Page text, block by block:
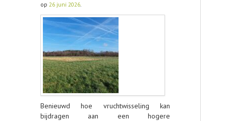
op 26 juni 2026.
Benieuwd hoe vruchtwisseling kan
bijdragen aan een hogere